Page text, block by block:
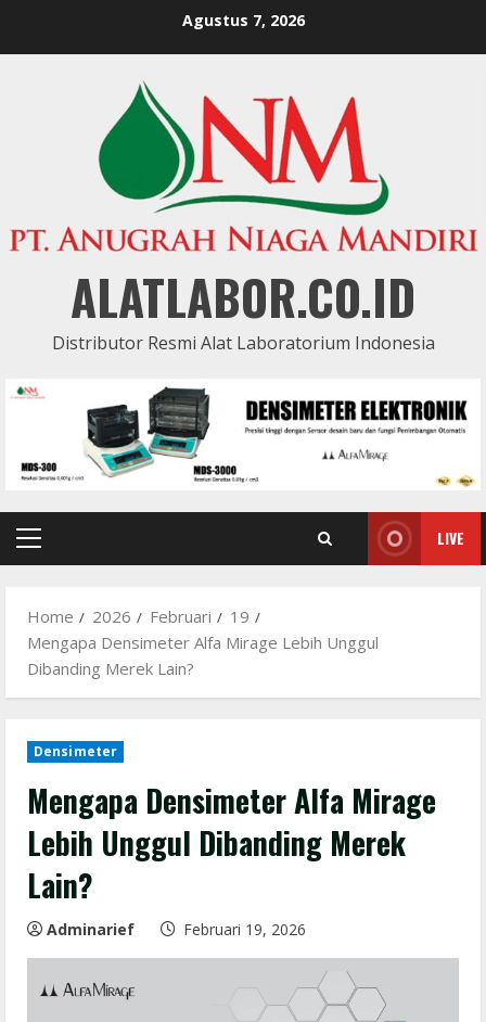
Agustus 7, 2026
ALATLABOR.CO.ID
Distributor Resmi Alat Laboratorium Indonesia
Primary
LIVE
Home 2026 Februari
19
Mengapa Densimeter Alfa Mirage Lebih Unggul
Dibanding Merek Lain?
Densimeter
Mengapa Densimeter Alfa Mirage
Lebih Unggul Dibanding Merek
Lain?
Adminarief Februari 19, 2026